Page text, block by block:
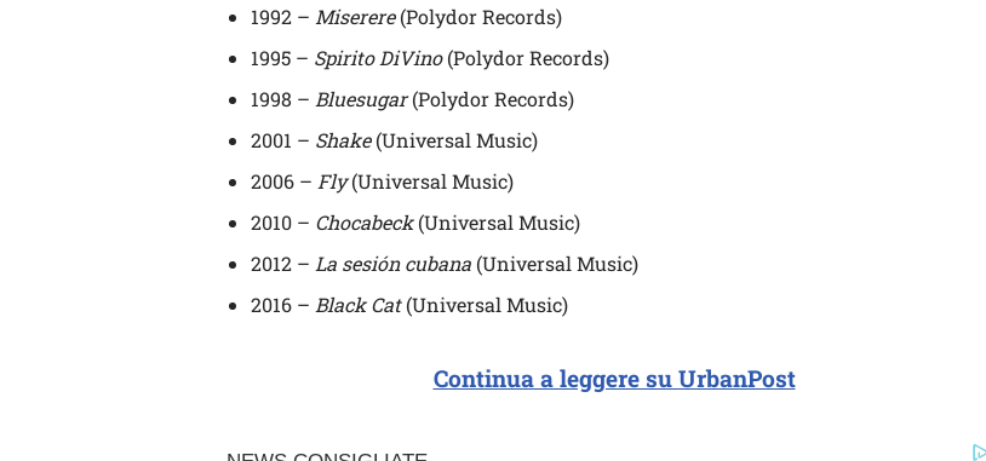
1992 – Miserere(Polydor Records)
1995 – Spirito DiVino(Polydor Records)
1998 – Bluesugar(Polydor Records)
2001 – Shake(Universal Music)
2006 – Fly(Universal Music)
2010 – Chocabeck(Universal Music)
2012 – La sesión cubana (Universal Music)
2016 – Black Cat(Universal Music)
Continua a leggere su UrbanPost